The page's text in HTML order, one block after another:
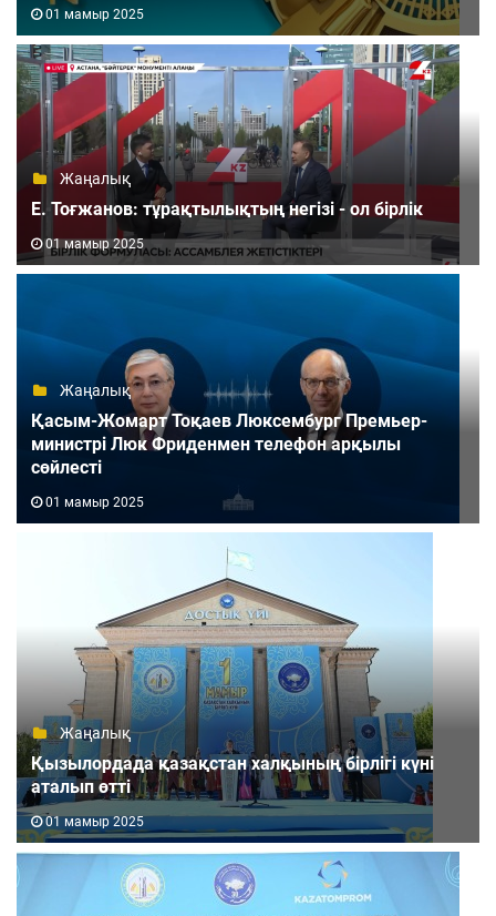
01 мамыр 2025
Жаңалық
Е. Тоғжанов: тұрақтылықтың негізі - ол бірлік
01 мамыр 2025
Жаңалық
Қасым-Жомарт Тоқаев Люксембург Премьер-
министрі Люк Фриденмен телефон арқылы
сөйлесті
01 мамыр 2025
Жаңалық
Қызылордада қазақстан халқының бірлігі күні
аталып өтті
01 мамыр 2025